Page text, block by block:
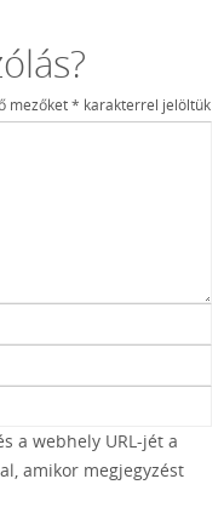
mezőket* karakterrel jelöltük
a webhely URL-jét a
amikor megjegyzést